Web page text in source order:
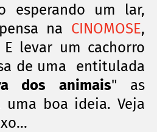
esperando um lar,
na CINOMOSE,
levar um cachorro
de uma entitulada
dos animais" as
uma boa ideia. Veja